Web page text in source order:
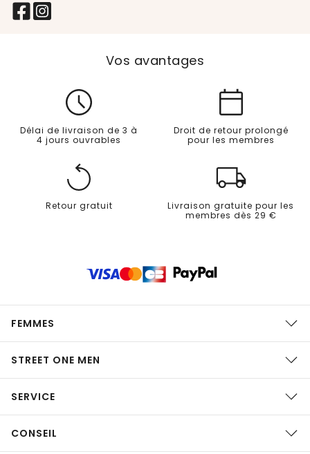
Vos avantages
Délai de livraison de 3 à
4 jours ouvrables
Droit de retour prolongé
pour les membres
Retour gratuit
Livraison gratuite pour les
membres dès 29 €
FEMMES
STREET ONE MEN
SERVICE
CONSEIL